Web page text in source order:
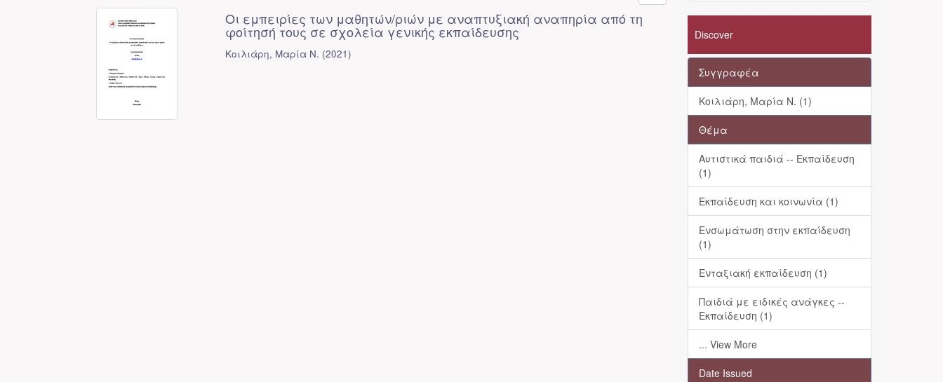
Οι εμπειρίες των μαθητών/ριών με αναπτυξιακή αναπηρία από τη
φοίτησή τους σε σχολεία γενικής εκπαίδευσης
Κοιλιάρη, Μαρία Ν. (2021)
Discover
Συγγραφέα
Κοιλιάρη, Μαρία Ν. (1)
Θέμα
Αυτιστικά παιδιά -- Εκπαίδευση
(1)
Εκπαίδευση και κοινωνία (1)
Ενσωμάτωση στην εκπαίδευση
(1)
Ενταξιακή εκπαίδευση (1)
Παιδιά με ειδικές ανάγκες --
Εκπαίδευση (1)
... View More
Date Issued